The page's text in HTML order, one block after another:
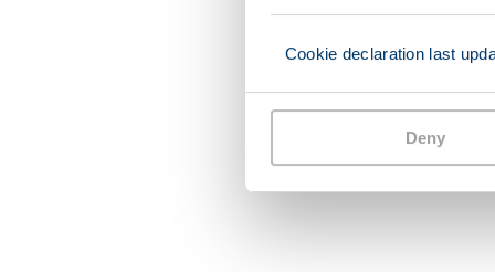
Cookie declaration last
Deny